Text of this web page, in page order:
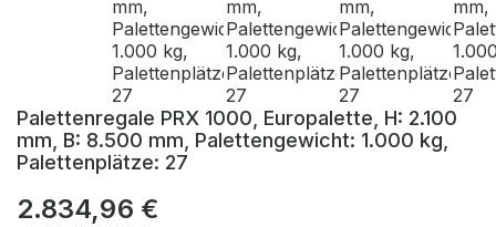
Palettenregale PRX 1000, Europalette, H: 2.100
mm, B: 8.500 mm, Palettengewicht: 1.000 kg,
Palettenplätze: 27
2.834,96 €